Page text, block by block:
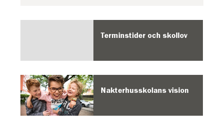
Terminstider och skollov
Nakterhusskolans vision